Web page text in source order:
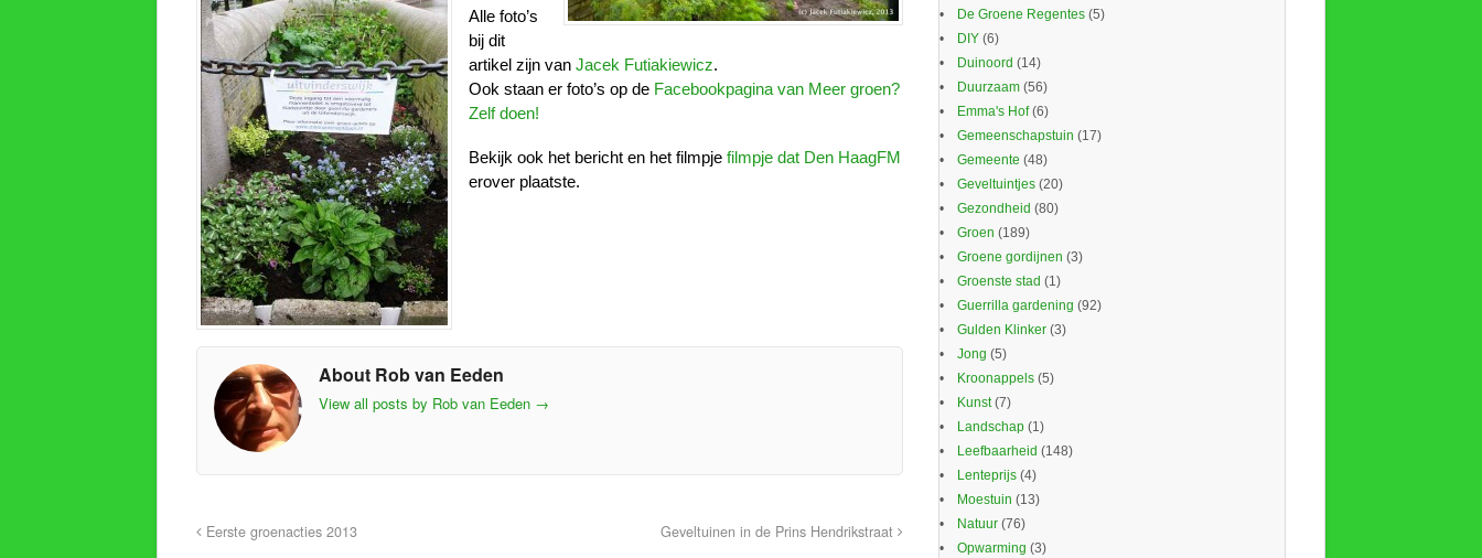
Alle foto’s
bij dit
artikel zijn van Jacek Futiakiewicz.
Ook staan er foto’s op de Facebookpagina van Meer groen?
Zelf doen!
Bekijk ook het bericht en het filmpje filmpje dat Den HaagFM
erover plaatste.
About Rob van Eeden
View all posts by Rob van Eeden →
Eerste groenacties 2013 Geveltuinen in de Prins Hendrikstraat
De Groene Regentes(5)
DIY(6)
Duinoord (14)
Duurzaam(56)
Emma's Hof(6)
Gemeenschapstuin (17)
Gemeente (48)
Geveltuintjes(20)
Gezondheid (80)
Groen (189)
Groene gordijnen (3)
Groenste stad (1)
Guerrilla gardening (92)
Gulden Klinker(3)
Jong (5)
Kroonappels(5)
Kunst(7)
Landschap(1)
Leefbaarheid (148)
Lenteprijs(4)
Moestuin (13)
Natuur(76)
Opwarming (3)